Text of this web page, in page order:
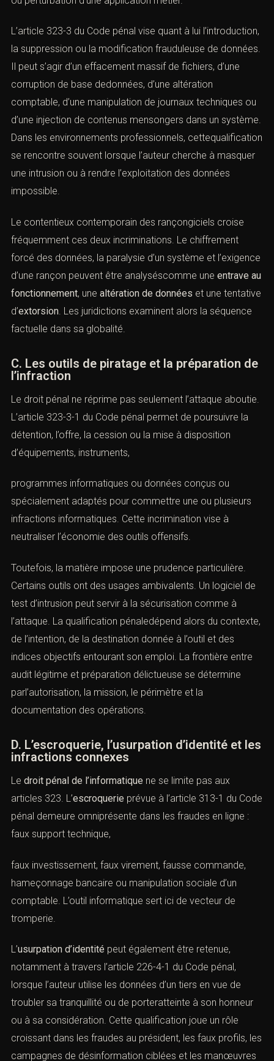
ou de fausser le fonctionnement d’un système de
traitement automatisé de données. Cette infraction
couvre des hypothèses variées : saturationd’un serveur,
diffusion de code malveillant, blocage d’un service,
neutralisation d’un réseau interne, sabotage logiciel, déni
de service distribué ou perturbation d’une application
métier.
L’article 323-3 du Code pénal
vise quant à lui
l’introduction, la suppression ou la modification
massif de fichiers, d’une corruption de base dedonnées,
d’une altération comptable, d’une manipulation de
journaux techniques ou d’une injection de contenus
mensongers dans un système. Dans les environnements
professionnels, cettequalification se rencontre souvent
lorsque l’auteur cherche à masquer une intrusion ou à
rendre l’exploitation des données impossible.
Le contentieux contemporain des rançongiciels croise
fréquemment ces deux incriminations. Le chiffrement
forcé des données, la paralysie d’un système et
l’exigence d’une rançon peuvent être analyséscomme
une
entrave au fonctionnement , une altération de
données
et une tentative d’
C. Les outils de piratage et la préparation
de l’infraction
Le droit pénal ne réprime pas seulement l’attaque
poursuivre la détention, l’offre, la cession ou la mise à
disposition d’équipements, instruments,
programmes informatiques ou données conçus ou
spécialement adaptés pour commettre une ou plusieurs
infractions informatiques. Cette incrimination vise à
neutraliser l’économie des outils offensifs.
Toutefois, la matière impose une prudence particulière.
de test d’intrusion peut servir à la sécurisation comme à
l’attaque. La qualification pénaledépend alors du
contexte, de l’intention, de la destination donnée à l’outil
et des indices objectifs entourant son emploi. La
frontière entre audit légitime et préparation délictueuse
se détermine parl’autorisation, la mission, le périmètre et
D. L’escroquerie, l’usurpation d’identité et
les infractions connexes
Ledroit pénal de l’informatique
Code pénaldemeure omniprésente dans les fraudes en
ligne : faux support technique,
faux investissement, faux virement, fausse commande,
hameçonnage bancaire ou manipulation sociale d’un
comptable. L’outil informatique sert ici de vecteur de
tromperie.
font